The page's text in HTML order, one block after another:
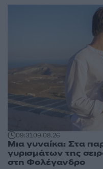
09:3109.08.26
Μια γυναίκα: Στα
γυρισμάτων της
στη Φολέγανδρο